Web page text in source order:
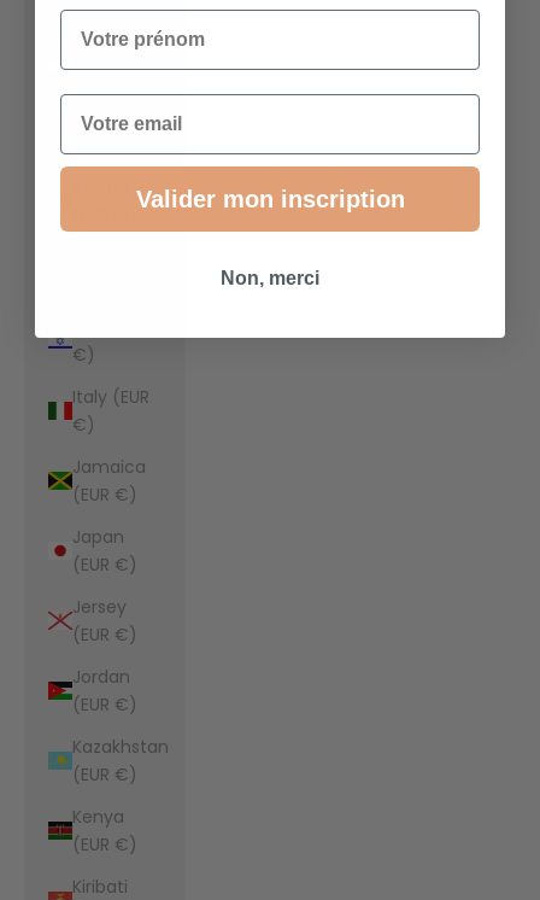
Indonesia
(EUR €)
Iraq (EUR
€)
Italy (EUR
€)
Jamaica
(EUR €)
Japan
(EUR €)
Jersey
(EUR €)
Jordan
(EUR €)
Kazakhstan
(EUR €)
Kenya
(EUR €)
Kiribati
Votre prénom
Email
Valider mon inscription
Non, merci